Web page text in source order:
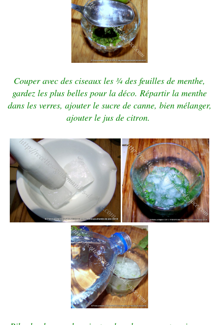
Couper avec des ciseaux les ¾ des feuilles de menthe,
gardez les plus belles pour la déco. Répartir la menthe
dans les verres, ajouter le sucre de canne, bien mélanger,
ajouter le jus de citron.